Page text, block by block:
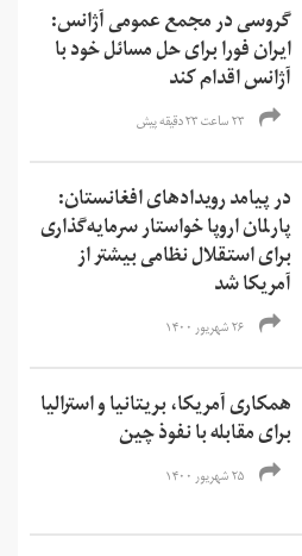
گروسی در مجمع عمومی آژانس:
ایران فورا برای حل مسائل خود با
آژانس اقدام کند
۲۳ ساعت ۲۳ دقیقه پیش
در پیامد رویدادهای افغانستان:
پارلمان اروپا خواستار سرمایه‌گذاری
برای استقلال نظامی بیشتر از
آمریکا شد
۲۶ شهریور ۱۴۰۰
همکاری آمریکا، بریتانیا و استرالیا
برای مقابله با نفوذ چین
۲۵ شهریور ۱۴۰۰